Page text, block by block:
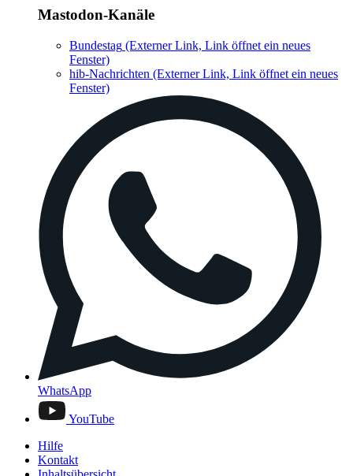
Mastodon-Kanäle
Bundestag (Externer Link, Link öffnet ein neues
Fenster)
hib-Nachrichten (Externer Link, Link öffnet ein neues
Fenster)
WhatsApp
YouTube
Hilfe
Kontakt